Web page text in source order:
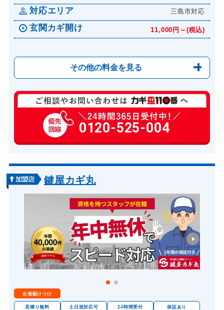
対応エリア 三島市対応
玄関カギ開け 11,000円～(税込)
その他の料金を見る
玄関カギ修理 6,600円～(税込)
玄関カギ作成 14,300円～(税込)
玄関カギ交換 14,300円～(税込)
バイクカギ開け
バイクカギ作成 16,500円～(税込)
スーツケースカギ開け 8,800円～(税込)
スーツケースカギ作成 8,800円～(税込)
金庫カギ開け 14,300円～(税込)
金庫カギ修理 11,000円～(税込)
ロッカーカギ開け 8,800円～(税込)
0120-525-004
鍵屋カギ丸
出張駆けつけ
見積り無料 土日祝対応可 24時間受付
保証あり